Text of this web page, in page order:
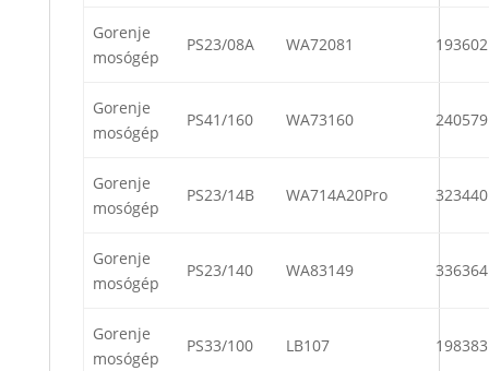
Gorenje
mosógép
PS23/08A WA72081 193602
Gorenje
mosógép
PS41/160 WA73160 240579
Gorenje
mosógép
PS23/14B WA714A20Pro 323440
Gorenje
mosógép
PS23/140 WA83149 336364
Gorenje
mosógép
PS33/100 LB107 198383